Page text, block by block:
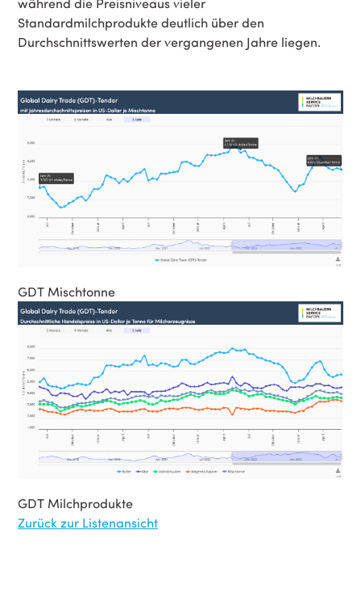
Standardmilchprodukte deutlich über den
Durchschnittswerten der vergangenen Jahre liegen.
GDT Mischtonne
GDT Milchprodukte
Zurück zur Listenansicht